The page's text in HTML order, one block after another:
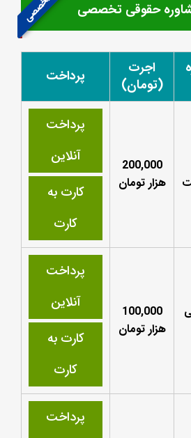
تخصصی حقوقی تخصصی
اجرت
(تومان)
پرداخت
200,000
هزار تومان
پرداخت
آنلاین
کارت به
کارت
100,000
هزار تومان
پرداخت
آنلاین
کارت به
کارت
پرداخت